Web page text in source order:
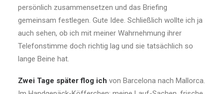
persönlich zusammensetzen und das Briefing
gemeinsam festlegen. Gute Idee. Schließlich wollte ich ja
auch sehen, ob ich mit meiner Wahrnehmung ihrer
Telefonstimme doch richtig lag und sie tatsächlich so
lange Beine hat.
Zwei Tage später flog ich von Barcelona nach Mallorca.